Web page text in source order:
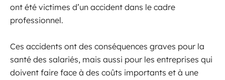
ont été victimes d’un accident dans le cadre
professionnel.
Ces accidents ont des conséquences graves pour la
santé des salariés, mais aussi pour les entreprises qui
doivent faire face à des coûts importants et à une